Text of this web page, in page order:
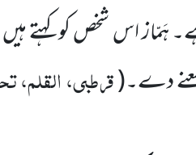
ہَمّاز اس شخص کو کہتے ہیں
دے۔(قرطبی، القلم،